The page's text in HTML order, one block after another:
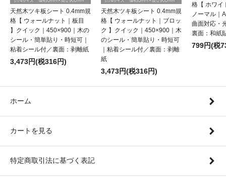
天然木ツキ板シート 0.4mm規
格【 ウォールナット｜板目
】クイック｜450×900｜木の
シール・簡単貼り・時短可｜
粘着シール付／裏面：剥離紙
3,473円(税316円)
天然木ツキ板シート 0.4mm規
格【 ウォールナット｜ブロッ
ク 】クイック｜450×900｜木
のシール・簡単貼り・時短可
｜粘着シール付／裏面：剥離
紙
3,473円(税316円)
格【 ホワイ
ノーマル｜
曲面対応・
裏面：和紙
799円(税
ホーム
カートを見る
特定商取引法に基づく表記